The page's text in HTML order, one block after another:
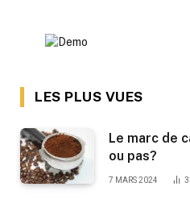
LES PLUS VUES
Le marc de
ou pas?
7 MARS 2024